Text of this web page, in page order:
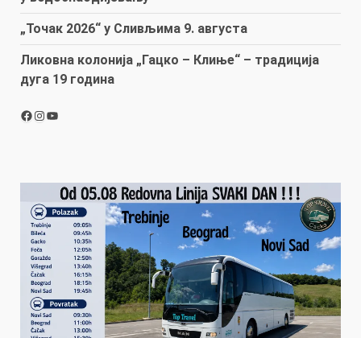
„Точак 2026“ у Сливљима 9. августа
Ликовна колонија „Гацко – Клиње“ – традиција
дуга 19 година
Facebook
Instagram
YouTube